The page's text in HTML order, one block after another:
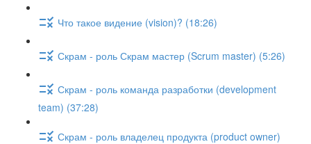
Что такое видение (vision)? (18:26)
Скрам - роль Скрам мастер (Scrum master) (5:26)
Скрам - роль команда разработки (development
team) (37:28)
Скрам - роль владелец продукта (product owner)